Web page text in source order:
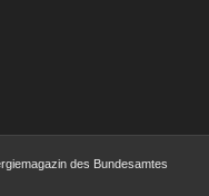
des Bundesamtes